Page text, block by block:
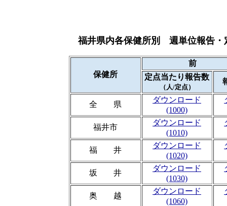
福井県内各保健所別 週単位報告・
保健所
前
定点当たり報告数
（人/定点）
全 県
ダウンロード
(1000)
福井市
ダウンロード
(1010)
福 井
ダウンロード
(1020)
坂 井
ダウンロード
(1030)
奥 越
ダウンロード
(1060)